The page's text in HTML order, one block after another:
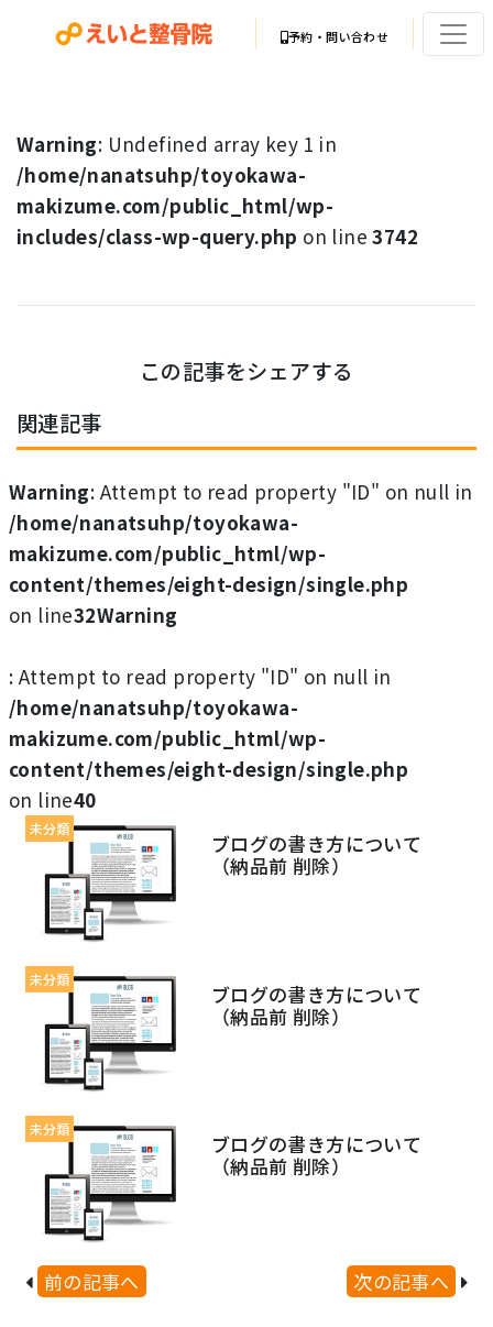
予約・問い合わせ
Warning: Undefined array key 1 in
/home/nanatsuhp/toyokawa-
makizume.com/public_html/wp-
includes/class-wp-query.php on line3742
この記事をシェアする
関連記事
Warning: Attempt to read property "ID" on null in
/home/nanatsuhp/toyokawa-
makizume.com/public_html/wp-
content/themes/eight-design/single.php
on line32Warning
: Attempt to read property "ID" on null in
/home/nanatsuhp/toyokawa-
makizume.com/public_html/wp-
content/themes/eight-design/single.php
on line40
未分類
ブログの書き方について
（納品前 削除）
未分類
ブログの書き方について
（納品前 削除）
未分類
ブログの書き方について
（納品前 削除）
前の記事へ 次の記事へ